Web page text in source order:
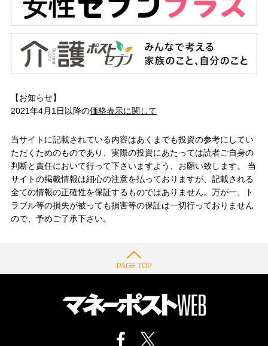
【お知らせ】
2021年4月1日以降の価格表示に関して
当サイトに記載されている内容はあくまでも投資の参考にしてい
ただくためのものであり、実際の投資にあたっては読者ご自身の
判断と責任において行って下さいますよう、お願い致します。 当
サイトの掲載情報は細心の注意を払っておりますが、記載される
全ての情報の正確性を保証するものではありません。万が一、ト
ラブル等の損失が被っても損害等の保証は一切行っておりません
ので、予めご了承下さい。
PAGE TOP